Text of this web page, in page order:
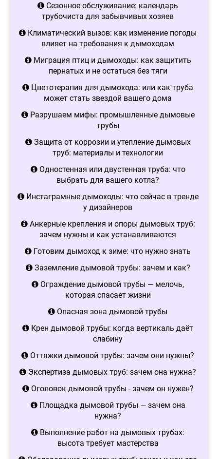
Сезонное обслуживание: календарь
трубочиста для забывчивых хозяев
Климатический вызов: как изменение погоды
влияет на требования к дымоходам
Миграция птиц и дымоходы: как защитить
пернатых и не остаться без тяги
Цветотерапия для дымохода: или как труба
может стать звездой вашего дома
Разрушаем мифы: промышленные дымовые
трубы
Защита от коррозии и утепление дымовых
труб: материалы и технологии
Одностенная или двустенная труба: что
выбрать для вашего котла?
Инстаграмные дымоходы: что сейчас в тренде
у дизайнеров
Анкерные крепления и опоры дымовых труб:
зачем нужны и как устанавливаются
Готовим дымоход к зиме: что нужно знать
Заземление дымовой трубы: зачем и как?
Ограждение дымовой трубы — мелочь,
которая спасает жизни
Опасная зона дымовой трубы
Крен дымовой трубы: когда вертикаль даёт
слабину
Оттяжки дымовой трубы: зачем они нужны?
Экспертиза дымовых труб: зачем она нужна?
Оголовок дымовой трубы - зачем он нужен?
Площадка дымовой трубы — зачем она
нужна?
Выполнение работ на дымовых трубах:
высота требует мастерства